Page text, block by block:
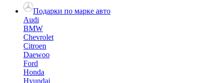
Подарки по марке авто
Audi
BMW
Chevrolet
Citroen
Daewoo
Ford
Honda
Hyundai